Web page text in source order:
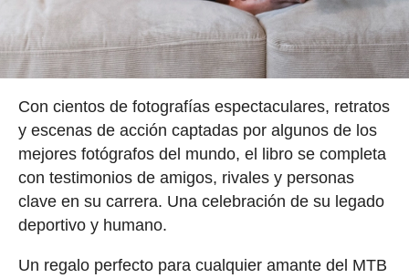
Con cientos de fotografías espectaculares, retratos
y escenas de acción captadas por algunos de los
mejores fotógrafos del mundo, el libro se completa
con testimonios de amigos, rivales y personas
clave en su carrera. Una celebración de su legado
deportivo y humano.
Un regalo perfecto para cualquier amante del MTB